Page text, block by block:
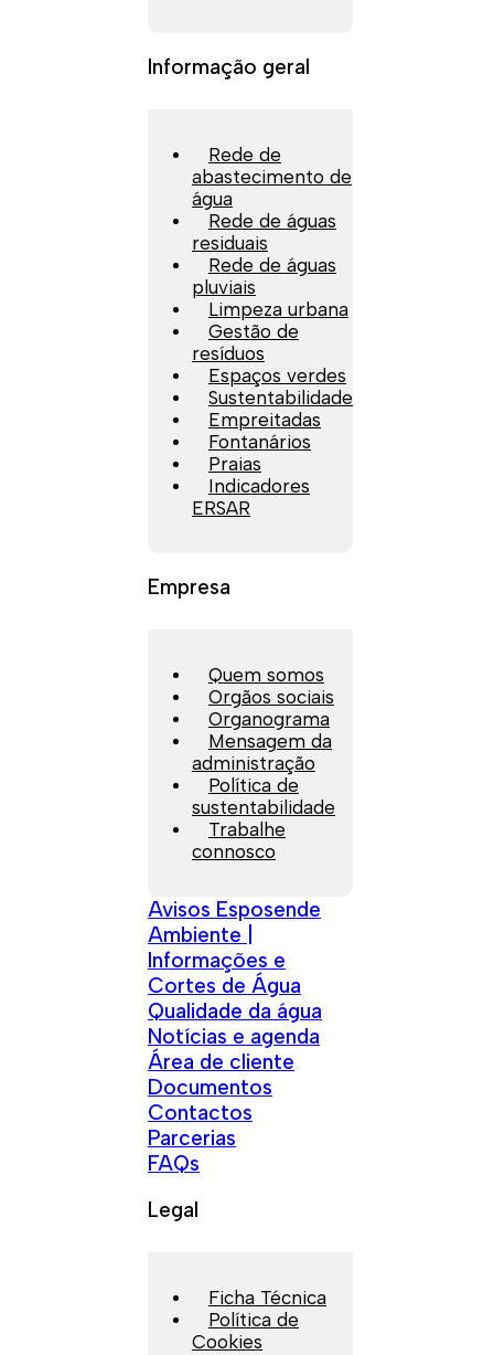
Informação geral
Rede de
abastecimento de
água
Rede de águas
residuais
Rede de águas
pluviais
Limpeza urbana
Gestão de
resíduos
Espaços verdes
Sustentabilidade
Empreitadas
Fontanários
Praias
Indicadores
ERSAR
Empresa
Quem somos
Orgãos sociais
Organograma
Mensagem da
administração
Política de
sustentabilidade
Trabalhe
connosco
Avisos Esposende
Ambiente |
Informações e
Cortes de Água
Qualidade da água
Notícias e agenda
Área de cliente
Documentos
Contactos
Parcerias
FAQs
Legal
Ficha Técnica
Política de
Cookies